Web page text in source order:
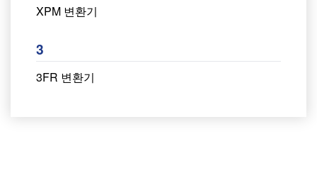
XPM 변환기
3
3FR 변환기